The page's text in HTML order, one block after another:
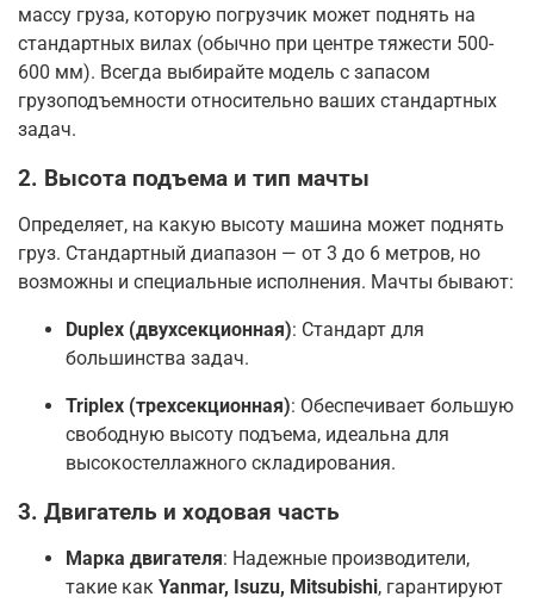
массу груза, которую погрузчик может поднять на
стандартных вилах (обычно при центре тяжести 500-
600 мм). Всегда выбирайте модель с запасом
грузоподъемности относительно ваших стандартных
задач.
2. Высота подъема и тип мачты
Определяет, на какую высоту машина может поднять
груз. Стандартный диапазон — от 3 до 6 метров, но
возможны и специальные исполнения. Мачты бывают:
Duplex (двухсекционная): Стандарт для
большинства задач.
Triplex (трехсекционная): Обеспечивает большую
свободную высоту подъема, идеальна для
высокостеллажного складирования.
3. Двигатель и ходовая часть
Марка двигателя: Надежные производители,
такие как Yanmar, Isuzu, Mitsubishi, гарантируют